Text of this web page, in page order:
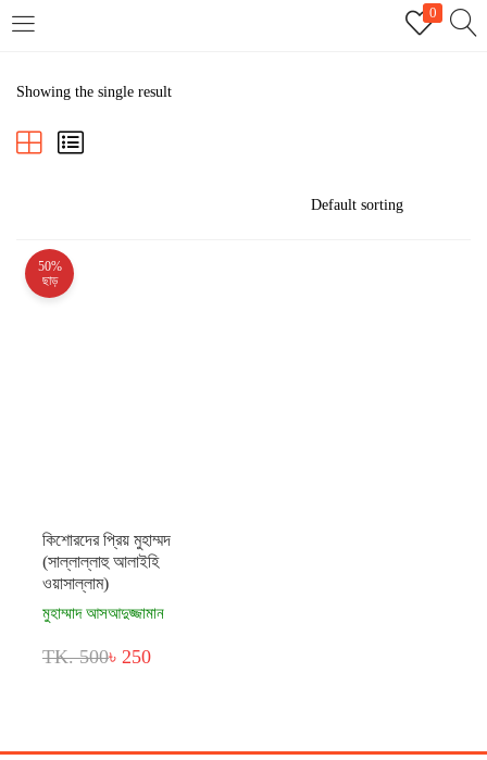
0
REGISTER
Showing the single result
50%
ছাড়
কিশোরদের প্রিয় মুহাম্মদ
(সাল্লাল্লাহু আলাইহি
ওয়াসাল্লাম)
মুহাম্মাদ আসআদুজ্জামান
TK. 500৳ 250